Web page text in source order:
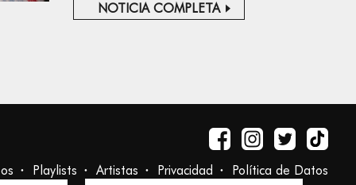
NOTICIA COMPLETA
Playlists Artistas Privacidad Política de Datos